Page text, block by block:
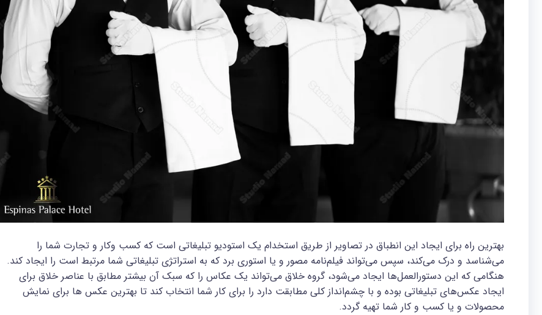
بهترین راه برای ایجاد این انطباق در تصاویر از طریق استخدام یک استودیو تبلیغاتی است که کسب ‌وکار و تجارت شما را
می‌شناسد و درک می‌کند، سپس می‌تواند فیلم‌نامه مصور و یا استوری برد که به استراتژی تبلیغاتی شما مرتبط است را ایجاد کند.
هنگامی‌ که این دستورالعمل‌ها ایجاد می‌شود، گروه خلاق می‌تواند یک عکاس را که سبک آن بیشتر مطابق با عناصر خلاق برای
ایجاد عکس‌های تبلیغاتی بوده و با چشم‌انداز کلی مطابقت دارد را برای کار شما انتخاب کند تا بهترین عکس ها برای نمایش
محصولات و یا کسب و کار شما تهیه گردد.